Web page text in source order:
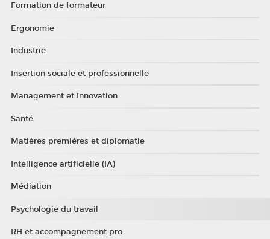
Formation de formateur
Ergonomie
Industrie
Insertion sociale et professionnelle
Management et Innovation
Santé
Matières premières et diplomatie
Intelligence artificielle (IA)
Médiation
Psychologie du travail
RH et accompagnement pro